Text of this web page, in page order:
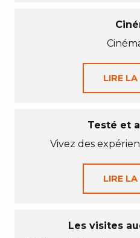
LIRE
Testé et
Vivez des
LIRE
Les visites